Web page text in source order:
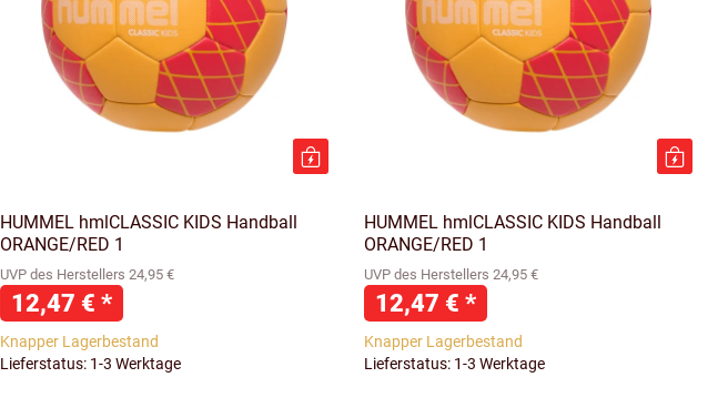
HUMMEL hmlCLASSIC KIDS Handball
ORANGE/RED 1
UVP des Herstellers 24,95 €
12,47 € *
Knapper Lagerbestand
Lieferstatus: 1-3 Werktage
HUMMEL hmlCLASSIC KIDS Handball
ORANGE/RED 1
UVP des Herstellers 24,95 €
12,47 € *
Knapper Lagerbestand
Lieferstatus: 1-3 Werktage